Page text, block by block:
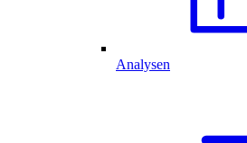
Analysen